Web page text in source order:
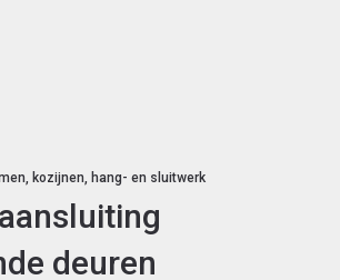
kozijnen, hang- en sluitwerk
deuren